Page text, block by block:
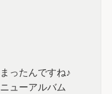
ったんですね♪
ューアルバム